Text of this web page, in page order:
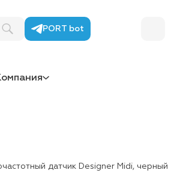
PORT bot
датчик Designer Midi, черный